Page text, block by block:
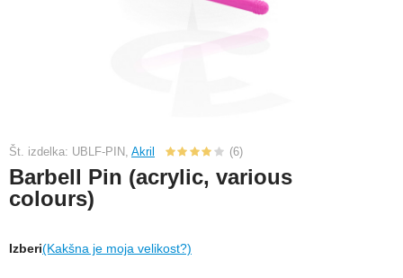
Št. izdelka: UBLF-PIN, Akril (6)
Barbell Pin (acrylic, various
colours)
Izberi(Kakšna je moja velikost?)